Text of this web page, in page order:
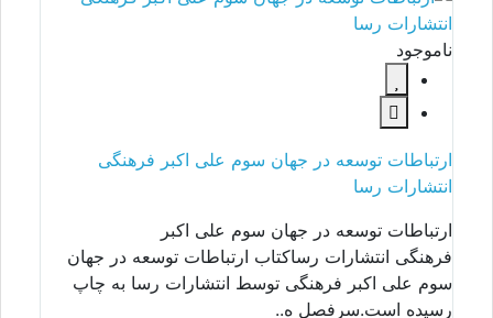
ناموجود
ارتباطات توسعه در جهان سوم علی اکبر فرهنگی
انتشارات رسا
ارتباطات توسعه در جهان سوم علی اکبر
فرهنگی انتشارات رساکتاب ارتباطات توسعه در جهان
سوم علی اکبر فرهنگی توسط انتشارات رسا به چاپ
رسیده است.سرفصل ه..